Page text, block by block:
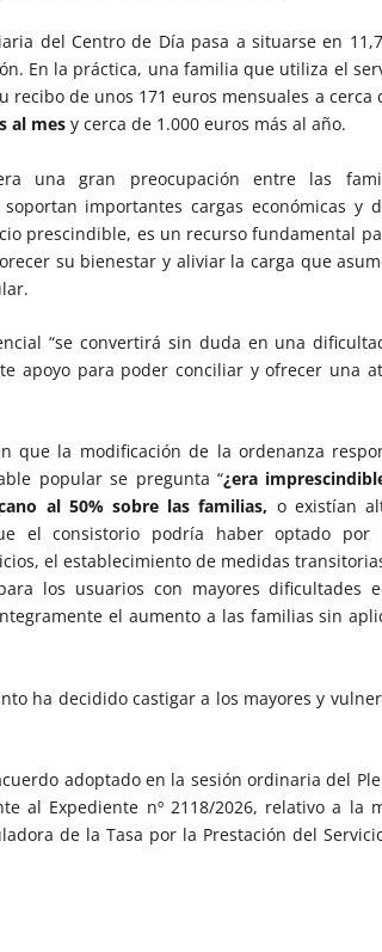
del Centro de Día pasa a situarse en
En la práctica, una familia que utiliza el
recibo de unos 171 euros mensuales a cerca
al mesy cerca de 1.000 euros más al año.
una gran preocupación entre las
importantes cargas económicas y
prescindible, es un recurso fundamental
su bienestar y aliviar la carga que
“se convertirá sin duda en una
apoyo para poder conciliar y ofrecer una
que la modificación de la ordenanza
popular se pregunta “¿era
al 50% sobre las familias, o existían
el consistorio podría haber optado por
el establecimiento de medidas
los usuarios con mayores dificultades
el aumento a las familias sin
ha decidido castigar a los mayores y
adoptado en la sesión ordinaria del
al Expediente nº 2118/2026, relativo a la
de la Tasa por la Prestación del